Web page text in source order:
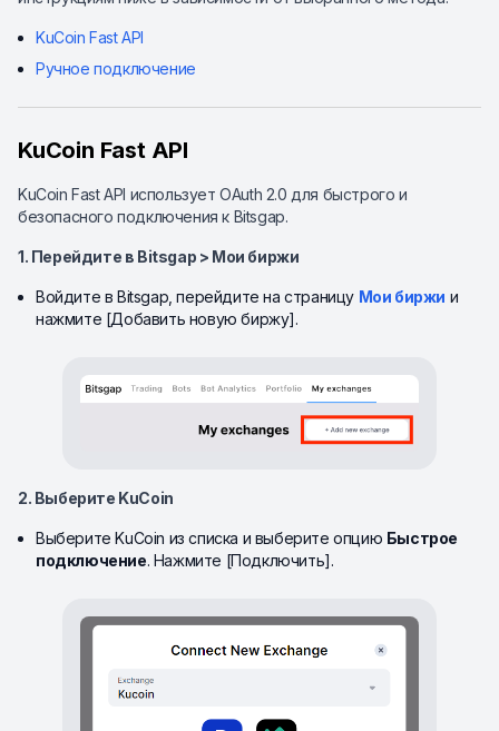
KuCoin Fast API
Ручное подключение
KuCoin Fast API
KuCoin Fast API использует OAuth 2.0 для быстрого и
безопасного подключения к Bitsgap.
1. Перейдите в Bitsgap > Мои биржи
Войдите в Bitsgap, перейдите на страницу Мои биржи и
нажмите [Добавить новую биржу].
2. Выберите KuCoin
Выберите KuCoin из списка и выберите опцию Быстрое
подключение. Нажмите [Подключить].